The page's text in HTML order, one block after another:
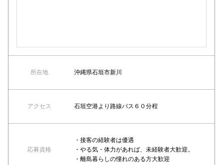
所在地 沖縄県石垣市新川
アクセス 石垣空港より路線バス６０分程
応募資格
・接客の経験者は優遇
・やる気・体力があれば、未経験者大歓迎。
・離島暮らしの憧れのある方大歓迎